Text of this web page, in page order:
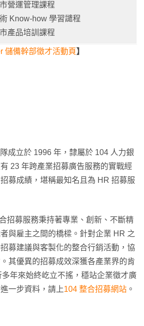
營運管理課程
Know-how 學習譴程
產品培訓課程
儲備幹部徵才活動頁 】
成立於 1996 年，隸屬於 104 人力銀
23 年跨產業招募廣告服務的實戰經
募成績，堪稱最知名且為 HR 招募服
招募服務秉持著專業、創新、不斷精
與雇主之間的橋樑。針對企業 HR 之
募建議與客製化的整合行銷活動，協
其優異的招募成效深獲各產業界的肯
年來始終屹立不搖，穩站企業徵才廣
一步資料，請上104 整合招募網站 。